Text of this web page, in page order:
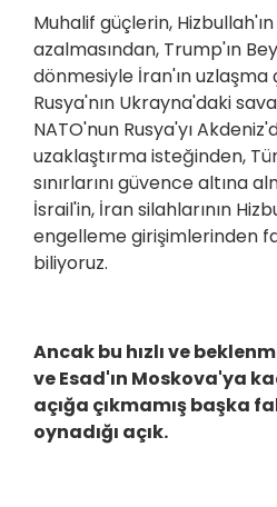
Muhalif güçlerin,
azalmasından, Trump'ın
dönmesiyle İran'ın uzlaşma
Rusya'nın Ukrayna'daki
NATO'nun Rusya'yı
uzaklaştırma isteğinden,
sınırlarını güvence altına
İsrail'in, İran silahlarının
engelleme girişimlerinden
biliyoruz.
Ancak bu hızlı ve
ve Esad'ın Moskova'ya
açığa çıkmamış başka
oynadığı açık.